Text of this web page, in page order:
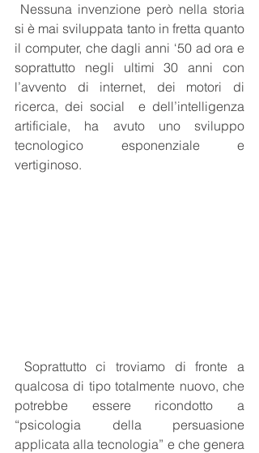
si è mai sviluppata tanto in fretta quanto
il computer, che dagli anni ‘50 ad ora e
soprattutto negli ultimi 30 anni con
l’avvento di internet, dei motori di
ricerca, dei social  e dell’intelligenza
artificiale, ha avuto uno sviluppo
tecnologico esponenziale e
vertiginoso.
qualcosa di tipo totalmente nuovo, che
potrebbe essere ricondotto a
“psicologia della persuasione
applicata alla tecnologia” e che genera